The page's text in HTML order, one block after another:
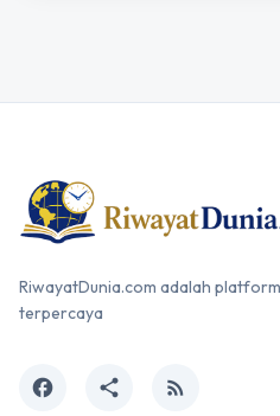
RiwayatDunia.com adalah
terpercaya
facebook share rss_feed